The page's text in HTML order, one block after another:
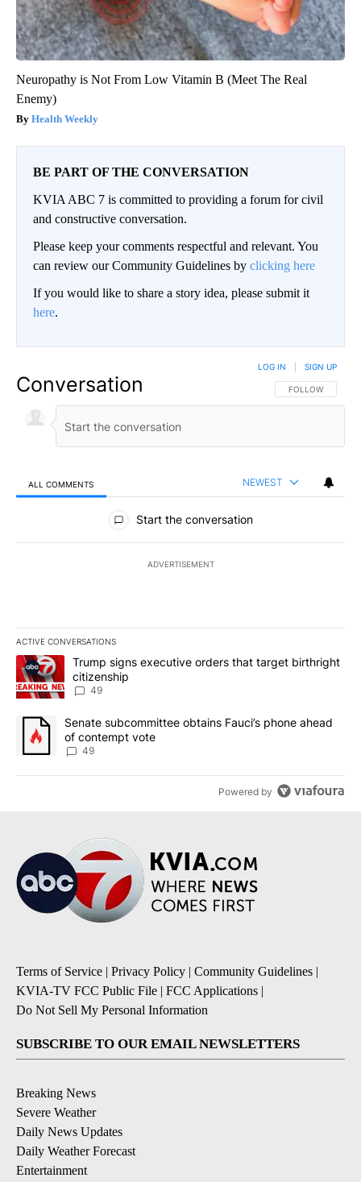
Neuropathy is Not From Low Vitamin B (Meet The Real
Enemy)
Health Weekly
BE PART OF THE CONVERSATION
KVIA ABC 7 is committed to providing a forum for civil
and constructive conversation.
Please keep your comments respectful and relevant. You
can review our Community Guidelines by clicking here
If you would like to share a story idea, please submit it
here.
Conversation FOLLOW THIS
FOLLOW
LOG IN SIGN UP
ALL COMMENTS NEWEST
All Comments
Start the conversation
ADVERTISEMENT
ACTIVE CONVERSATIONS
The following is a list of the most commented articles in the last
A trending article titled "Trump signs executive orders that
Trump signs executive orders that target birthright
citizenship
49
A trending article titled "Senate subcommittee obtains Fauci’s
Senate subcommittee obtains Fauci’s phone ahead
of contempt vote
49
Powered by
Terms of Service | Privacy Policy | Community Guidelines |
KVIA-TV FCC Public File | FCC Applications |
Do Not Sell My Personal Information
SUBSCRIBE TO OUR EMAIL NEWSLETTERS
Breaking News
Severe Weather
Daily News Updates
Daily Weather Forecast
Entertainment